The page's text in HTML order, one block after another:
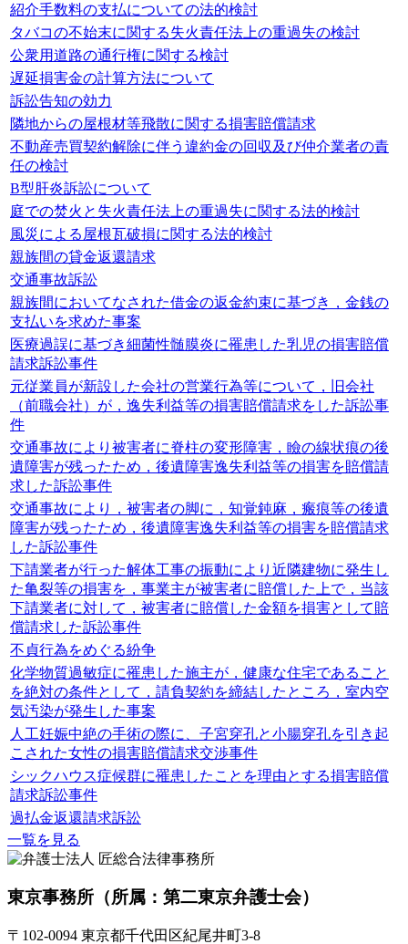
紹介手数料の支払についての法的検討
タバコの不始末に関する失火責任法上の重過失の検討
公衆用道路の通行権に関する検討
遅延損害金の計算方法について
訴訟告知の効力
隣地からの屋根材等飛散に関する損害賠償請求
不動産売買契約解除に伴う違約金の回収及び仲介業者の責
任の検討
B型肝炎訴訟について
庭での焚火と失火責任法上の重過失に関する法的検討
風災による屋根瓦破損に関する法的検討
親族間の貸金返還請求
交通事故訴訟
親族間においてなされた借金の返金約束に基づき，金銭の
支払いを求めた事案
医療過誤に基づき細菌性髄膜炎に罹患した乳児の損害賠償
請求訴訟事件
元従業員が新設した会社の営業行為等について，旧会社
（前職会社）が，逸失利益等の損害賠償請求をした訴訟事
件
交通事故により被害者に脊柱の変形障害，瞼の線状痕の後
遺障害が残ったため，後遺障害逸失利益等の損害を賠償請
求した訴訟事件
交通事故により，被害者の脚に，知覚鈍麻，瘢痕等の後遺
障害が残ったため，後遺障害逸失利益等の損害を賠償請求
した訴訟事件
下請業者が行った解体工事の振動により近隣建物に発生し
た亀裂等の損害を，事業主が被害者に賠償した上で，当該
下請業者に対して，被害者に賠償した金額を損害として賠
償請求した訴訟事件
不貞行為をめぐる紛争
化学物質過敏症に罹患した施主が，健康な住宅であること
を絶対の条件として，請負契約を締結したところ，室内空
気汚染が発生した事案
人工妊娠中絶の手術の際に、子宮穿孔と小腸穿孔を引き起
こされた女性の損害賠償請求交渉事件
シックハウス症候群に罹患したことを理由とする損害賠償
請求訴訟事件
過払金返還請求訴訟
一覧を見る
東京事務所 （所属：第二東京弁護士会）
〒102-0094 東京都千代田区紀尾井町3-8